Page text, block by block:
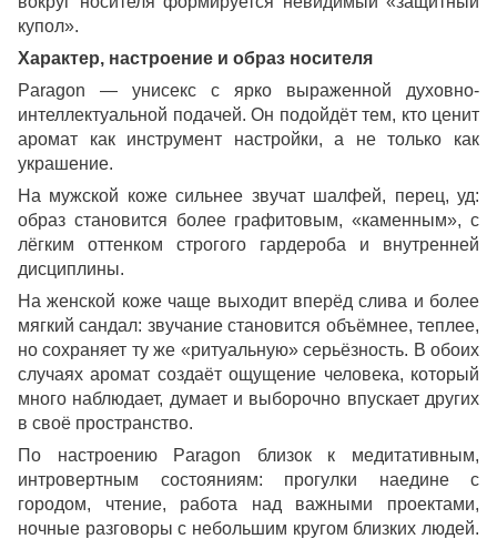
купол».
Характер, настроение и образ носителя
Paragon — унисекс с ярко выраженной духовно-
интеллектуальной подачей. Он подойдёт тем, кто ценит
аромат как инструмент настройки, а не только как
украшение.
На мужской коже сильнее звучат шалфей, перец, уд:
образ становится более графитовым, «каменным», с
лёгким оттенком строгого гардероба и внутренней
дисциплины.
На женской коже чаще выходит вперёд слива и более
мягкий сандал: звучание становится объёмнее, теплее,
но сохраняет ту же «ритуальную» серьёзность. В обоих
случаях аромат создаёт ощущение человека, который
много наблюдает, думает и выборочно впускает других
в своё пространство.
По настроению Paragon близок к медитативным,
интровертным состояниям: прогулки наедине с
городом, чтение, работа над важными проектами,
ночные разговоры с небольшим кругом близких людей.